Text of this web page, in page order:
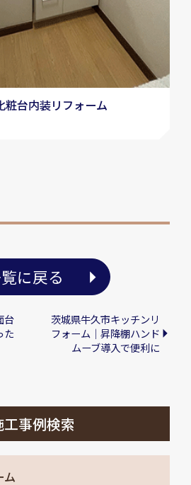
粧台内装リフォーム
に戻る
台
た
茨城県牛久市キッチンリ
フォーム｜昇降棚ハンド
ムーブ導入で便利に
工事例検索
ム